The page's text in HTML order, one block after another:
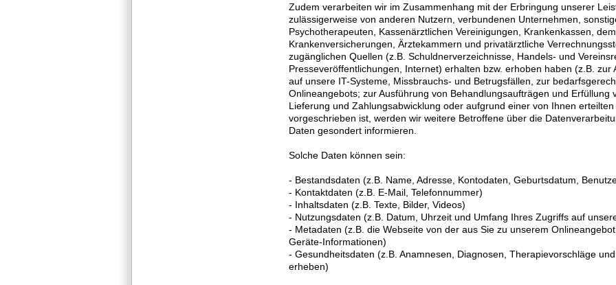
Zudem verarbeiten wir im Zusammenhang mit der Erbringung unserer
zulässigerweise von anderen Nutzern, verbundenen Unternehmen,
Psychotherapeuten, Kassenärztlichen Vereinigungen, Krankenkassen,
Krankenversicherungen, Ärztekammern und privatärztliche
zugänglichen Quellen (z.B. Schuldnerverzeichnisse, Handels- und
Presseveröffentlichungen, Internet) erhalten bzw. erhoben haben (z.B. zur
auf unsere IT-Systeme, Missbrauchs- und Betrugsfällen, zur
Onlineangebots; zur Ausführung von Behandlungsaufträgen und Erfüllung
Lieferung und Zahlungsabwicklung oder aufgrund einer von Ihnen
vorgeschrieben ist, werden wir weitere Betroffene über die
Daten gesondert informieren.
Solche Daten können sein:
- Bestandsdaten (z.B. Name, Adresse, Kontodaten, Geburtsdatum,
- Kontaktdaten (z.B. E-Mail, Telefonnummer)
- Inhaltsdaten (z.B. Texte, Bilder, Videos)
- Nutzungsdaten (z.B. Datum, Uhrzeit und Umfang Ihres Zugriffs auf
- Metadaten (z.B. die Webseite von der aus Sie zu unserem
Geräte-Informationen)
- Gesundheitsdaten (z.B. Anamnesen, Diagnosen, Therapievorschläge
erheben)